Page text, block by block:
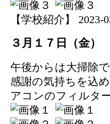
【学校紹介】 2023-
３月１７日（金
午後からは大掃除
感謝の気持ちを込
アコンのフィルタ